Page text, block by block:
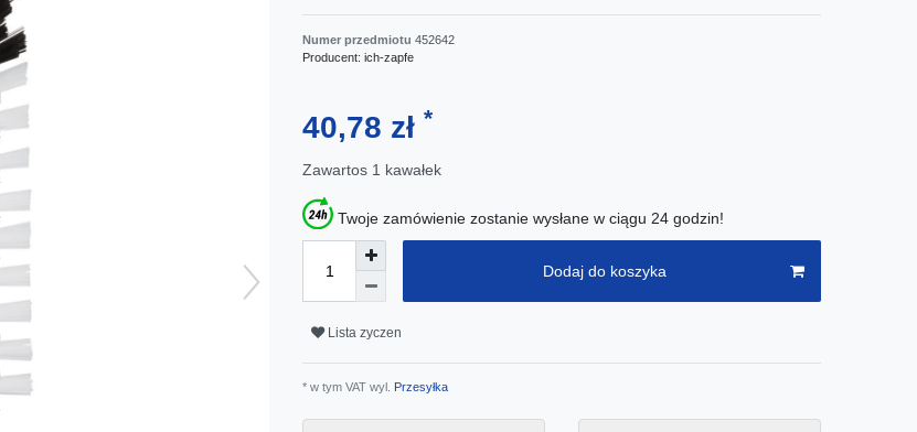
Numer przedmiotu 452642
Producent: ich-zapfe
40,78 zł *
Zawartos 1 kawałek
Twoje zamówienie zostanie wysłane w ciągu 24 godzin!
Dodaj do koszyka
Lista zyczen
* w tym VAT wyl. Przesyłka